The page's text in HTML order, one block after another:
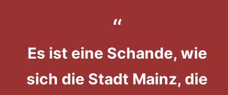
Es ist eine Schande, wie
sich die Stadt Mainz, die